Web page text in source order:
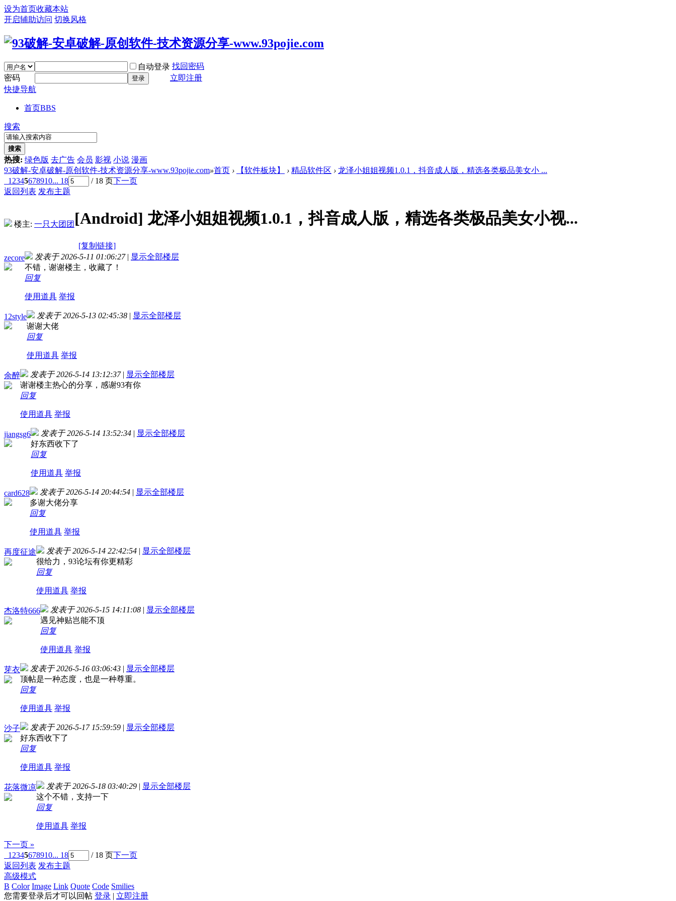
设为首页收藏本站
开启辅助访问 切换风格
自动登录 找回密码
密码
登录
立即注册
快捷导航
首页BBS
搜索
搜索
热搜: 绿色版 去广告 会员 影视 小说 漫画
93破解-安卓破解-原创软件-技术资源分享-www.93pojie.com»首页 › 【软件板块】 › 精品软件区 › 龙泽小姐姐视频1.0.1，抖音成人版，精选各类极品美女小 ...
1 2345678910... 18 / 18 页下一页
返回列表 发布主题
楼主: 一只大团团 [Android] 龙泽小姐姐视频1.0.1，抖音成人版，精选各类极品美女小视...
[复制链接]
zecore
发表于 2026-5-11 01:06:27 | 显示全部楼层
不错，谢谢楼主，收藏了！
回复
使用道具 举报
12style 发表于 2026-5-13 02:45:38 | 显示全部楼层
谢谢大佬
回复
使用道具 举报
余醉 发表于 2026-5-14 13:12:37 | 显示全部楼层
谢谢楼主热心的分享，感谢93有你
回复
使用道具 举报
jiangsg6 发表于 2026-5-14 13:52:34 | 显示全部楼层
好东西收下了
回复
使用道具 举报
card628 发表于 2026-5-14 20:44:54 | 显示全部楼层
多谢大佬分享
回复
使用道具 举报
再度征途 发表于 2026-5-14 22:42:54 | 显示全部楼层
很给力，93论坛有你更精彩
回复
使用道具 举报
杰洛特666 发表于 2026-5-15 14:11:08 | 显示全部楼层
遇见神贴岂能不顶
回复
使用道具 举报
芽衣 发表于 2026-5-16 03:06:43 | 显示全部楼层
顶帖是一种态度，也是一种尊重。
回复
使用道具 举报
沙子 发表于 2026-5-17 15:59:59 | 显示全部楼层
好东西收下了
回复
使用道具 举报
花落微凉 发表于 2026-5-18 03:40:29 | 显示全部楼层
这个不错，支持一下
回复
使用道具 举报
下一页 »
1 2345678910... 18 / 18 页下一页
返回列表 发布主题
高级模式
B Color Image Link Quote Code Smilies
您需要登录后才可以回帖 登录 | 立即注册